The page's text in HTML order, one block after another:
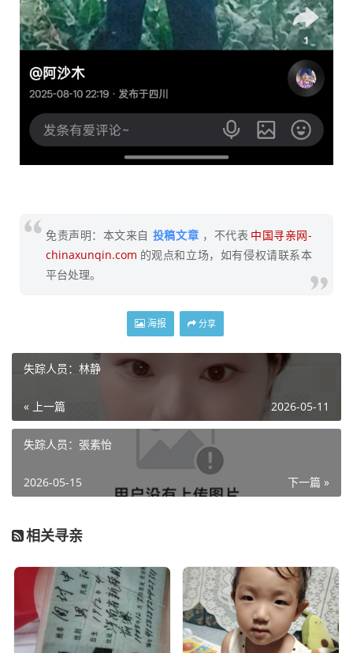
免责声明：本文来自 投稿文章 ，不代表 中国寻亲网-
chinaxunqin.com 的观点和立场，如有侵权请联系本
平台处理。
海报 分享
失踪人员：林静
« 上一篇 2026-05-11
失踪人员：張素怡
下一篇 »
2026-05-15
相关寻亲